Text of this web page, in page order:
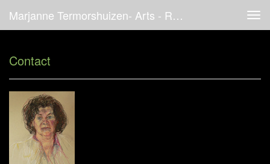
Marjanne Termorshuizen- Arts - Reageer
Contact